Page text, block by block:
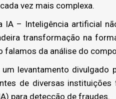
vez mais complexa.
IA – Inteligência artificial
transformação na
falamos da análise do
levantamento
de diversas
para detecção de fraudes.